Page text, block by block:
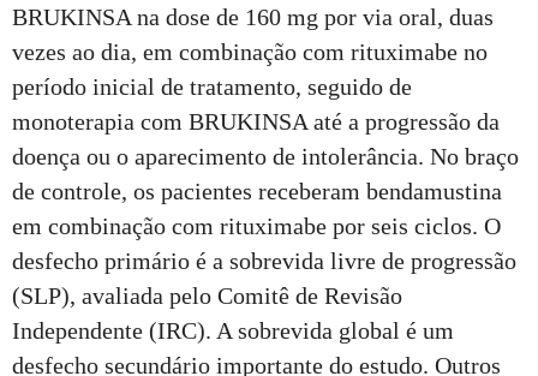
BRUKINSA na dose de 160 mg por via oral, duas
vezes ao dia, em combinação com rituximabe no
período inicial de tratamento, seguido de
monoterapia com BRUKINSA até a progressão da
doença ou o aparecimento de intolerância. No braço
de controle, os pacientes receberam bendamustina
em combinação com rituximabe por seis ciclos. O
desfecho primário é a sobrevida livre de progressão
(SLP), avaliada pelo Comitê de Revisão
Independente (IRC). A sobrevida global é um
desfecho secundário importante do estudo. Outros